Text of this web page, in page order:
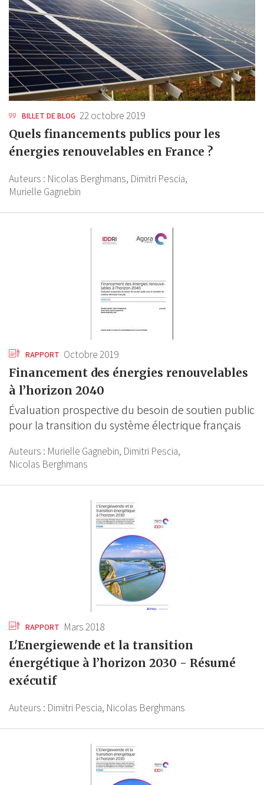
BILLET DE BLOG 22 octobre 2019
Quels financements publics pour les
énergies renouvelables en France ?
Auteurs : Nicolas Berghmans, Dimitri Pescia,
Murielle Gagnebin
RAPPORT Octobre 2019
Financement des énergies renouvelables
à l’horizon 2040
Évaluation prospective du besoin de soutien public
pour la transition du système électrique français
Auteurs : Murielle Gagnebin, Dimitri Pescia,
Nicolas Berghmans
RAPPORT Mars 2018
L'Energiewende et la transition
énergétique à l’horizon 2030 - Résumé
exécutif
Auteurs : Dimitri Pescia, Nicolas Berghmans